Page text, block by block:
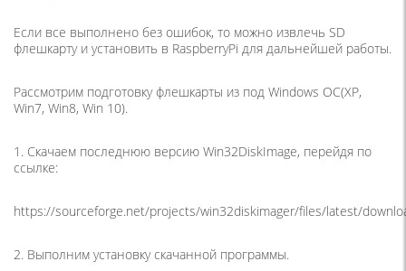
Если все выполнено без ошибок, то можно извлечь SD
флешкарту и установить в RaspberryPi для дальнейшей работы.
Рассмотрим подготовку флешкарты из под Windows ОС(XP,
Win7, Win8, Win 10).
1. Скачаем последнюю версию Win32DiskImage, перейдя по
ссылке:
https://sourceforge.net/projects/win32diskimager/files/latest/
2. Выполним установку скачанной программы.